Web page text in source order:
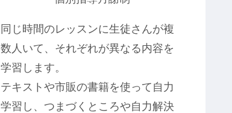
同じ時間のレッスンに生徒さんが複
数人いて、それぞれが異なる内容を
学習します。
テキストや市販の書籍を使って自力
学習し、つまづくところや自力解決